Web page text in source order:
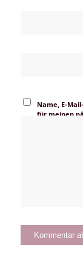
Name, E-
für meinen